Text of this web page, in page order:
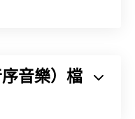
音樂）檔